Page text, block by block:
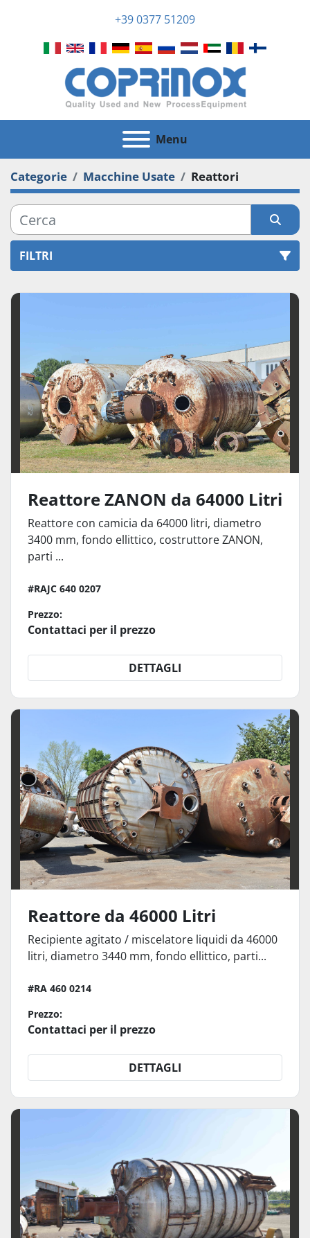
+39 0377 51209
Menu
Categorie Macchine Usate Reattori
FILTRI
Reattori (71)
Reattore ZANON da 64000 Litri
Reattore con camicia da 64000 litri, diametro
3400 mm, fondo ellittico, costruttore ZANON,
parti ...
#RAJC 640 0207
Prezzo:
Contattaci per il prezzo
DETTAGLI
Reattore da 46000 Litri
Recipiente agitato / miscelatore liquidi da 46000
litri, diametro 3440 mm, fondo ellittico, parti...
#RA 460 0214
Prezzo:
Contattaci per il prezzo
DETTAGLI